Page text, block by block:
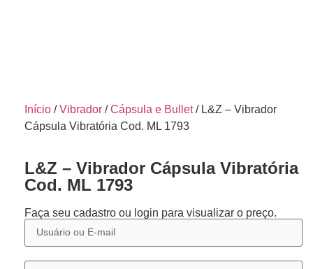
Início /Vibrador /Cápsula e Bullet/ L&Z – Vibrador
Cápsula Vibratória Cod. ML 1793
L&Z – Vibrador Cápsula Vibratória
Cod. ML 1793
Faça seu cadastro ou login para visualizar o preço.